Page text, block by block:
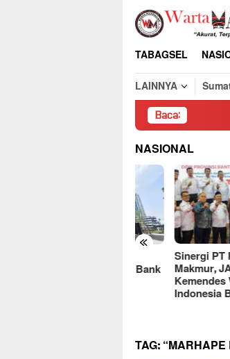
Loncat
konten
TABAGSEL
LAINNYA
Baca:
NASIONAL
«
Sinergi PT Palma
Makmur,
Kemendes
Indonesia
TAG: